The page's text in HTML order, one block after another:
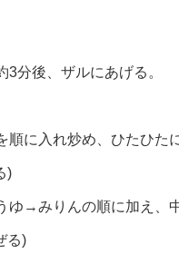
分後、ザルにあげる。
に入れ炒め、ひたひた
)
→みりんの順に加え、
る)